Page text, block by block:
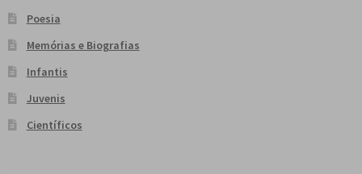
Poesia
Memórias e Biografias
Infantis
Juvenis
Científicos